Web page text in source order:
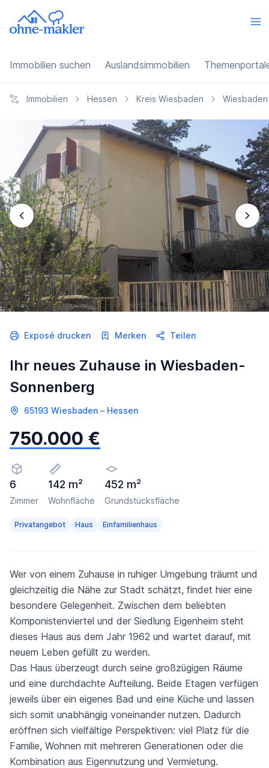
Immobilien suchen Auslandsimmobilien
Immobilien Hessen Kreis Wiesbaden
Exposé drucken Merken Teilen
Ihr neues Zuhause in Wiesbaden-
Sonnenberg
65193 Wiesbaden – Hessen
750.000 €
6
Zimmer
142 m²
Wohnfläche
452 m²
Grundstücksfläche
Privatangebot Haus Einfamilienhaus
Wer von einem Zuhause in ruhiger Umgebung träumt und
gleichzeitig die Nähe zur Stadt schätzt, findet hier eine
besondere Gelegenheit. Zwischen dem beliebten
Komponistenviertel und der Siedlung Eigenheim steht
dieses Haus aus dem Jahr 1962 und wartet darauf, mit
neuem Leben gefüllt zu werden.
Das Haus überzeugt durch seine großzügigen Räume
und eine durchdachte Aufteilung. Beide Etagen verfügen
jeweils über ein eigenes Bad und eine Küche und lassen
sich somit unabhängig voneinander nutzen. Dadurch
eröffnen sich vielfältige Perspektiven: viel Platz für die
Familie, Wohnen mit mehreren Generationen oder die
Kombination aus Eigennutzung und Vermietung.